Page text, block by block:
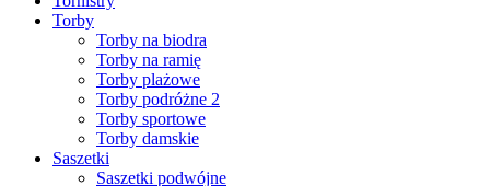
Torby
Torby na biodra
Torby na ramię
Torby plażowe
Torby podróżne 2
Torby sportowe
Torby damskie
Saszetki
Saszetki podwójne